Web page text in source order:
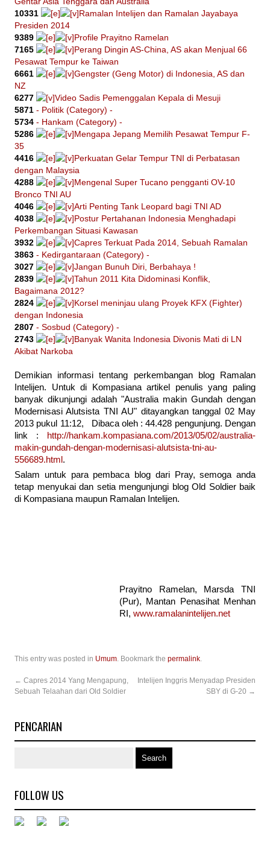
10331
Ramalan Intelijen dan Ramalan Jayabaya
Presiden 2014
9389
Profile Prayitno Ramelan
7165
Perang Dingin AS-China, AS akan Menjual 66
Pesawat Tempur ke Taiwan
6661
Gengster (Geng Motor) di Indonesia, AS dan
NZ
6277
Video Sadis Pemenggalan Kepala di Mesuji
5871 - Politik (Category) -
5734 - Hankam (Category) -
5286
Mengapa Jepang Memilih Pesawat Tempur F-
35
4416
Perkuatan Gelar Tempur TNI di Perbatasan
dengan Malaysia
4288
Mengenal Super Tucano pengganti OV-10
Bronco TNI AU
4046
Arti Penting Tank Leopard bagi TNI AD
4038
Postur Pertahanan Indonesia Menghadapi
Perkembangan Situasi Kawasan
3932
Capres Terkuat Pada 2014, Sebuah Ramalan
3863 - Kedirgantaraan (Category) -
3027
Jangan Bunuh Diri, Berbahaya !
2839
Tahun 2011 Kita Didominasi Konflik,
Bagaimana 2012?
2824
Korsel meninjau ulang Proyek KFX (Fighter)
dengan Indonesia
2807 - Sosbud (Category) -
2743
Banyak Wanita Indonesia Divonis Mati di LN
Akibat Narkoba
Demikian informasi tentang perkembangan blog Ramalan
Intelijen. Untuk di Kompasiana artikel penulis yang paling
banyak dikunjungi adalah "Australia makin Gundah dengan
Modernisasi Alutsista TNI AU" ditayangkan tanggal 02 May
2013 pukul 11:12, Dibaca oleh : 44.428 pengunjung. Dengan
link :
http://hankam.kompasiana.com/2013/05/02/australia-
makin-gundah-dengan-modernisasi-alutsista-tni-au-
556689.html .
Salam untuk para pembaca blog dari Pray, semoga anda
tetap menyukai dan setia mengunjungi blog Old Soldier baik
di Kompasiana maupun Ramalan Intelijen.
Prayitno Ramelan, Marsda TNI
(Pur), Mantan Penasihat Menhan
RI, www.ramalanintelijen.net
This entry was posted in Umum. Bookmark the permalink.
← Capres 2014 Yang Mengapung,
Sebuah Telaahan dari Old Soldier
Intelijen Inggris Menyadap Presiden
SBY di G-20 →
PENCARIAN
FOLLOW US